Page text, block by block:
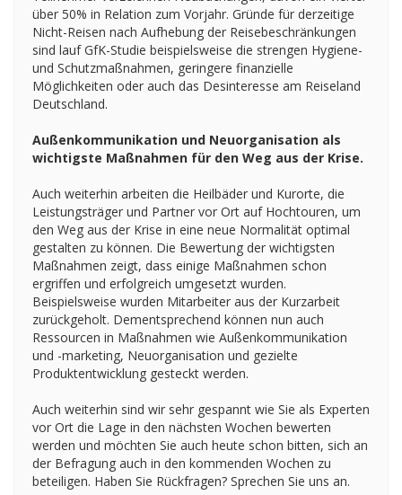
über 50% in Relation zum Vorjahr. Gründe für derzeitige
Nicht-Reisen nach Aufhebung der Reisebeschränkungen
sind lauf GfK-Studie beispielsweise die strengen Hygiene-
und Schutzmaßnahmen, geringere finanzielle
Möglichkeiten oder auch das Desinteresse am Reiseland
Deutschland.
Außenkommunikation und Neuorganisation als
wichtigste Maßnahmen für den Weg aus der Krise.
Auch weiterhin arbeiten die Heilbäder und Kurorte, die
Leistungsträger und Partner vor Ort auf Hochtouren, um
den Weg aus der Krise in eine neue Normalität optimal
gestalten zu können. Die Bewertung der wichtigsten
Maßnahmen zeigt, dass einige Maßnahmen schon
ergriffen und erfolgreich umgesetzt wurden.
Beispielsweise wurden Mitarbeiter aus der Kurzarbeit
zurückgeholt. Dementsprechend können nun auch
Ressourcen in Maßnahmen wie Außenkommunikation
und -marketing, Neuorganisation und gezielte
Produktentwicklung gesteckt werden.
Auch weiterhin sind wir sehr gespannt wie Sie als Experten
vor Ort die Lage in den nächsten Wochen bewerten
werden und möchten Sie auch heute schon bitten, sich an
der Befragung auch in den kommenden Wochen zu
beteiligen. Haben Sie Rückfragen? Sprechen Sie uns an.